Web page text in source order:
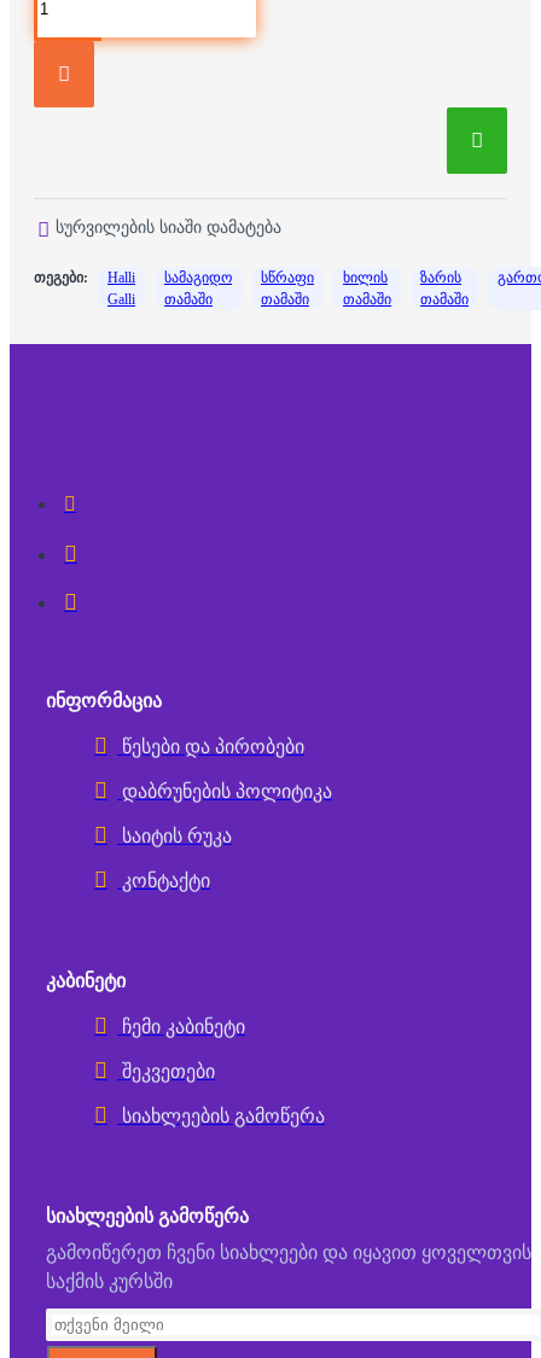
სურვილების სიაში დამატება
თეგები:
Halli
Galli
სამაგიდო
თამაში
სწრაფი
თამაში
ხილის
თამაში
ზარის
თამაში
ᲘᲜᲤᲝᲠᲛᲐᲪᲘᲐ
წესები და პირობები
დაბრუნების პოლიტიკა
საიტის რუკა
კონტაქტი
ᲙᲐᲑᲘᲜᲔᲢᲘ
ჩემი კაბინეტი
შეკვეთები
სიახლეების გამოწერა
ᲡᲘᲐᲮᲚᲔᲔᲑᲘᲡ ᲒᲐᲛᲝᲬᲔᲠᲐ
გამოიწერეთ ჩვენი სიახლეები და იყავით ყოველთვის
საქმის კურსში